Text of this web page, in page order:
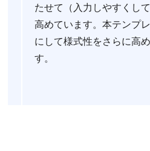
たせて（入力しやすくし
高めています。本テンプ
にして様式性をさらに高
す。